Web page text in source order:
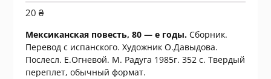
20 ₴
Мексиканская повесть, 80 — е годы. Сборник.
Перевод с испанского. Художник О.Давыдова.
Послесл. Е.Огневой. М. Радуга 1985г. 352 с. Твердый
переплет, обычный формат.